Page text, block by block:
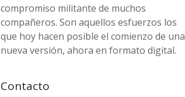
compromiso militante de muchos
compañeros. Son aquellos esfuerzos los
que hoy hacen posible el comienzo de una
nueva versión, ahora en formato digital.
Contacto